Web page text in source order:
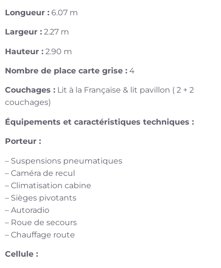
Longueur : 6.07 m
Largeur : 2.27 m
Hauteur : 2.90 m
Nombre de place carte grise : 4
Couchages : Lit à la Française & lit pavillon ( 2 + 2
couchages)
Équipements et caractéristiques techniques :
Porteur :
– Suspensions pneumatiques
– Caméra de recul
– Climatisation cabine
– Sièges pivotants
– Autoradio
– Roue de secours
– Chauffage route
Cellule :